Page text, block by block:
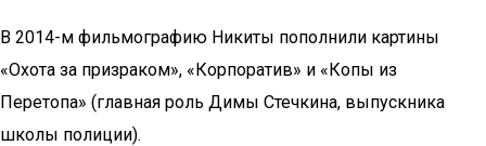
В 2014-м фильмографию Никиты пополнили картины
«Охота за призраком», «Корпоратив» и «Копы из
Перетопа» (главная роль Димы Стечкина, выпускника
школы полиции).